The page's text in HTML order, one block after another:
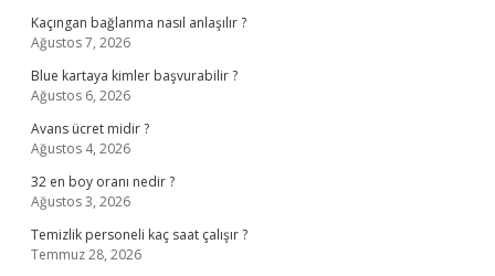
Kaçıngan bağlanma nasıl anlaşılır ?
Ağustos 7, 2026
Blue kartaya kimler başvurabilir ?
Ağustos 6, 2026
Avans ücret midir ?
Ağustos 4, 2026
32 en boy oranı nedir ?
Ağustos 3, 2026
Temizlik personeli kaç saat çalışır ?
Temmuz 28, 2026